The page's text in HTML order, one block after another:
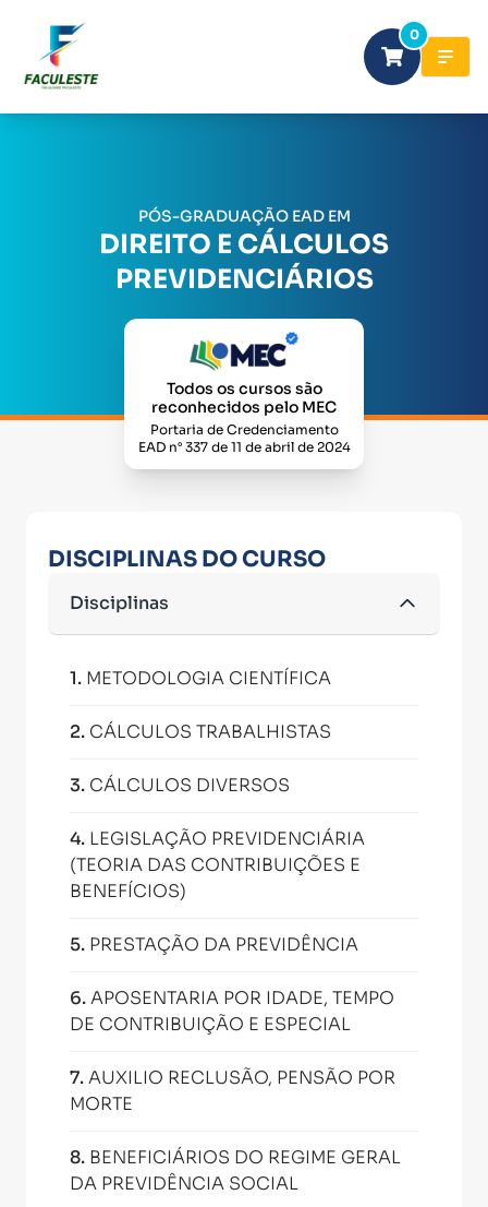
0
PÓS-GRADUAÇÃO EAD EM
DIREITO E CÁLCULOS
PREVIDENCIÁRIOS
Todos os cursos são
reconhecidos pelo MEC
Portaria de Credenciamento
EAD n° 337 de 11 de abril de 2024
DISCIPLINAS DO CURSO
Disciplinas
1. METODOLOGIA CIENTÍFICA
2. CÁLCULOS TRABALHISTAS
3. CÁLCULOS DIVERSOS
4. LEGISLAÇÃO PREVIDENCIÁRIA
(TEORIA DAS CONTRIBUIÇÕES E
BENEFÍCIOS)
5. PRESTAÇÃO DA PREVIDÊNCIA
6.APOSENTARIA POR IDADE, TEMPO
DE CONTRIBUIÇÃO E ESPECIAL
7.AUXILIO RECLUSÃO, PENSÃO POR
MORTE
8. BENEFICIÁRIOS DO REGIME GERAL
DA PREVIDÊNCIA SOCIAL